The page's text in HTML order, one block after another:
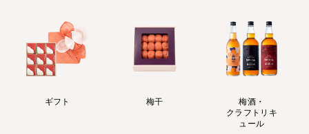
ギフト 梅干
梅酒・
クラフトリキ
ュール